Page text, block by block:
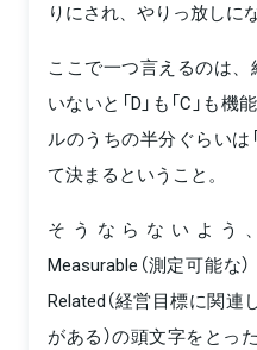
りにされ、やりっ放しに
ここで一つ言えるのは、
いないと「D」も「C」も
ルのうちの半分ぐらいは
て決まるということ。
そうならないよう、
Measurable（測定可能な
Related（経営目標に関連
がある）の頭文字をとっ